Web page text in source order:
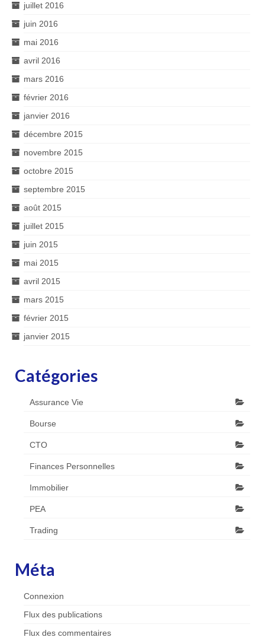
juillet 2016
juin 2016
mai 2016
avril 2016
mars 2016
février 2016
janvier 2016
décembre 2015
novembre 2015
octobre 2015
septembre 2015
août 2015
juillet 2015
juin 2015
mai 2015
avril 2015
mars 2015
février 2015
janvier 2015
Catégories
Assurance Vie
Bourse
CTO
Finances Personnelles
Immobilier
PEA
Trading
Méta
Connexion
Flux des publications
Flux des commentaires